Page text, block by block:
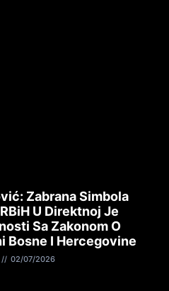
Zabrana Simbola
U Direktnoj Je
Sa Zakonom O
Bosne I Hercegovine
02/07/2026